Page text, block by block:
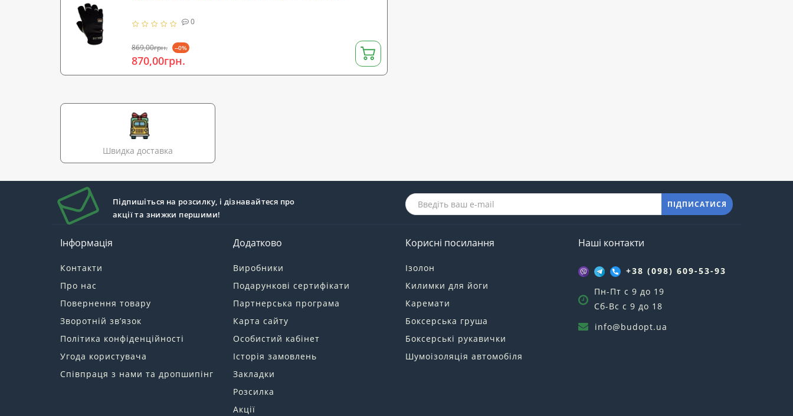
0
869,00грн. --0%
870,00грн.
Швидка доставка
Підпишіться на розсилку, і дізнавайтеся про
акції та знижки першими!
ПІДПИСАТИСЯ
Інформація
Контакти
Про нас
Повернення товару
Зворотній зв’язок
Політика конфіденційності
Угода користувача
Співпраця з нами та дропшипінг
Додатково
Виробники
Подарункові сертифікати
Партнерська програма
Карта сайту
Особистий кабінет
Історія замовлень
Закладки
Розсилка
Акції
Корисні посилання
Ізолон
Килимки для йоги
Каремати
Боксерська груша
Боксерські рукавички
Шумоізоляція автомобіля
Наші контакти
+38 (098) 609-53-93
Пн-Пт с 9 до 19
Сб-Вс с 9 до 18
info@budopt.ua